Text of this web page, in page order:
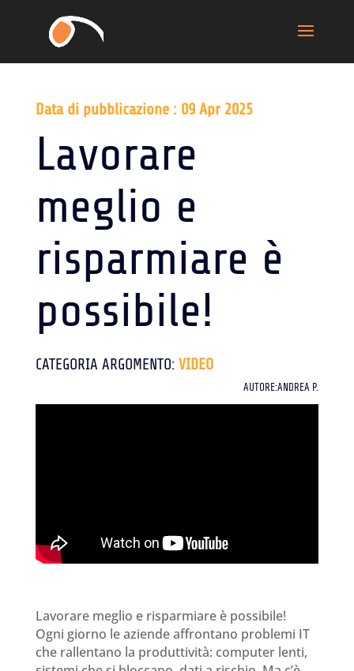
Data di pubblicazione : 09 Apr 2025
Lavorare
meglio e
risparmiare è
possibile!
CATEGORIA ARGOMENTO: VIDEO
AUTORE:ANDREA P.
Lavorare meglio e risparmiare è possibile!
Ogni giorno le aziende affrontano problemi IT
che rallentano la produttività: computer lenti,